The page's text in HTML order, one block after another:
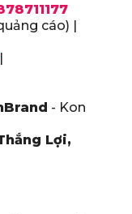
cáo) |
|
- Kon
Lợi,